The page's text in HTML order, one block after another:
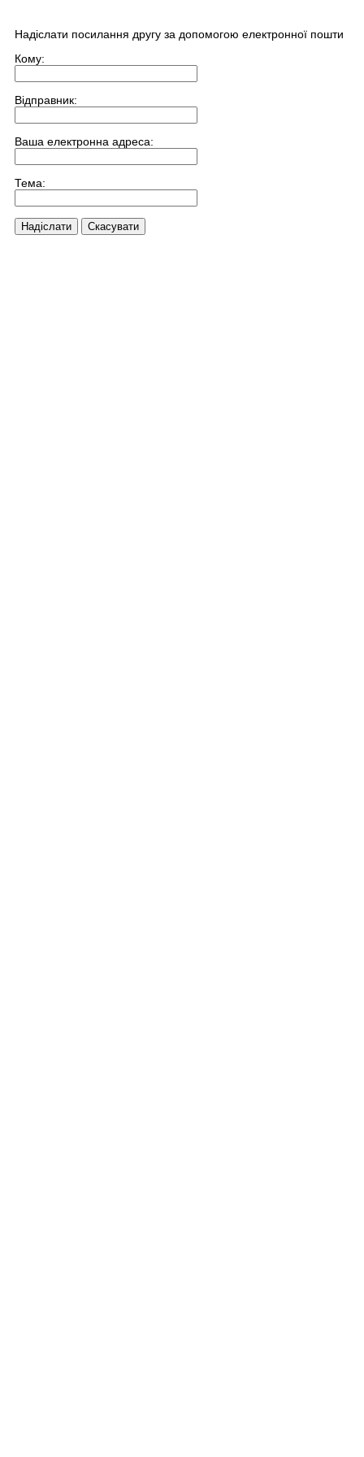
Надіслати посилання другу за допомогою електронної пошти
Кому:
Відправник:
Ваша електронна адреса:
Тема:
Надіслати Скасувати